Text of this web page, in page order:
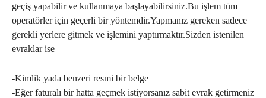
geçiş yapabilir ve kullanmaya başlayabilirsiniz.Bu işlem tüm
operatörler için geçerli bir yöntemdir.Yapmanız gereken sadece
gerekli yerlere gitmek ve işlemini yaptırmaktır.Sizden istenilen
evraklar ise
-Kimlik yada benzeri resmi bir belge
-Eğer faturalı bir hatta geçmek istiyorsanız sabit evrak getirmeniz